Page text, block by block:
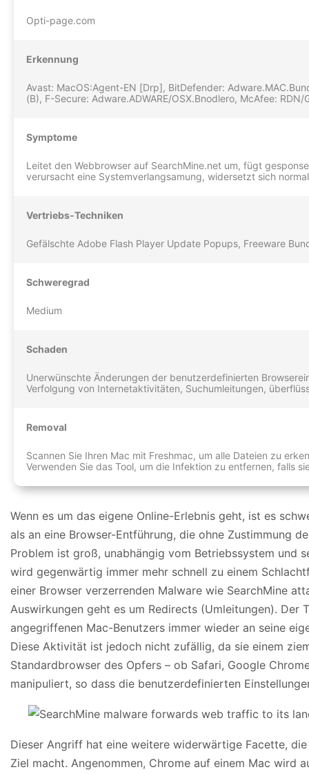
Opti-page.com
Erkennung
Avast: MacOS:Agent-EN [Drp], BitDefender:
(B), F-Secure: Adware.ADWARE/OSX.Bnodlero, McAfee: RDN/
Symptome
Leitet den Webbrowser auf SearchMine.net um, fügt
verursacht eine Systemverlangsamung, widersetzt sich
Vertriebs-Techniken
Gefälschte Adobe Flash Player Update Popups, Freeware
Schweregrad
Medium
Schaden
Unerwünschte Änderungen der benutzerdefinierten
Verfolgung von Internetaktivitäten, Suchumleitungen,
Removal
Scannen Sie Ihren Mac mit Freshmac, um alle Dateien zu
Verwenden Sie das Tool, um die Infektion zu entfernen, falls
Wenn es um das eigene Online-Erlebnis geht, ist es
als an eine Browser-Entführung, die ohne Zustimmung
Problem ist groß, unabhängig vom Betriebssystem und
wird gegenwärtig immer mehr schnell zu einem
einer Browser verzerrenden Malware wie SearchMine
Auswirkungen geht es um Redirects (Umleitungen). Der
angegriffenen Mac-Benutzers immer wieder an seine
Diese Aktivität ist jedoch nicht zufällig, da sie einem
Standardbrowser des Opfers – ob Safari, Google
manipuliert, so dass die benutzerdefinierten
Dieser Angriff hat eine weitere widerwärtige Facette,
Ziel macht. Angenommen, Chrome auf einem Mac wird